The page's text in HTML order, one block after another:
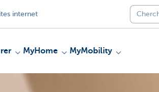
internet
MyHome MyMobility